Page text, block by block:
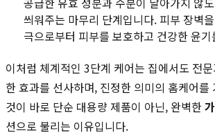
씌워주는 마무리 단계입니다. 피부 장벽
극으로부터 피부를 보호하고 건강한 윤
이처럼 체계적인 3단계 케어는 집에서도 전
한 효과를 선사하며, 진정한 의미의 홈케어를
것이 바로 단순 대용량 제품이 아닌, 완벽한
션으로 불리는 이유입니다.